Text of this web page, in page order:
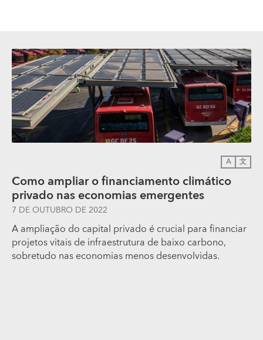
A 文
Como ampliar o financiamento climático
privado nas economias emergentes
7 DE OUTUBRO DE 2022
A ampliação do capital privado é crucial para financiar
projetos vitais de infraestrutura de baixo carbono,
sobretudo nas economias menos desenvolvidas.